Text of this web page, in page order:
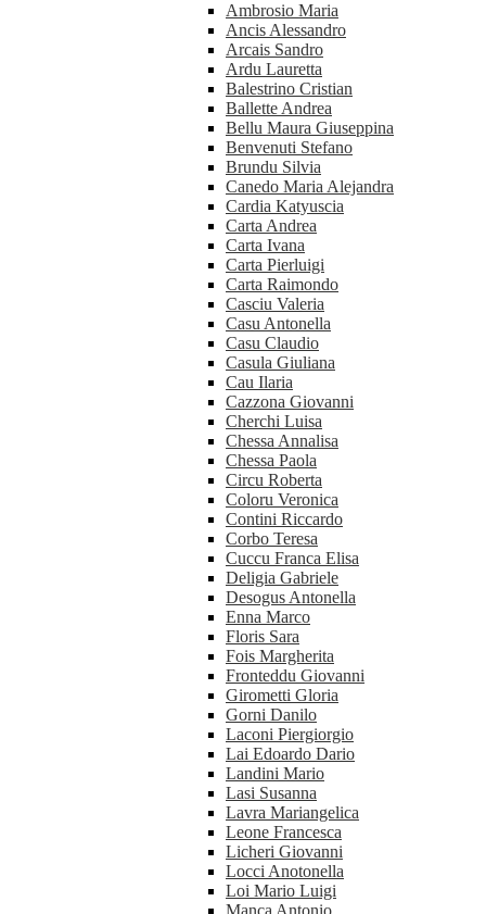
Ambrosio Maria
Ancis Alessandro
Arcais Sandro
Ardu Lauretta
Balestrino Cristian
Ballette Andrea
Bellu Maura Giuseppina
Benvenuti Stefano
Brundu Silvia
Canedo Maria Alejandra
Cardia Katyuscia
Carta Andrea
Carta Ivana
Carta Pierluigi
Carta Raimondo
Casciu Valeria
Casu Antonella
Casu Claudio
Casula Giuliana
Cau Ilaria
Cazzona Giovanni
Cherchi Luisa
Chessa Annalisa
Chessa Paola
Circu Roberta
Coloru Veronica
Contini Riccardo
Corbo Teresa
Cuccu Franca Elisa
Deligia Gabriele
Desogus Antonella
Enna Marco
Floris Sara
Fois Margherita
Fronteddu Giovanni
Girometti Gloria
Gorni Danilo
Laconi Piergiorgio
Lai Edoardo Dario
Landini Mario
Lasi Susanna
Lavra Mariangelica
Leone Francesca
Licheri Giovanni
Locci Anotonella
Loi Mario Luigi